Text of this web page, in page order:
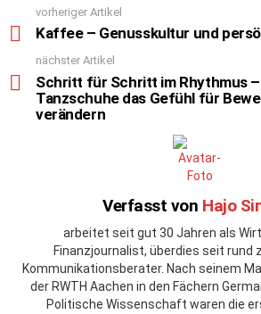
more
vorheriger Artikel
Kaffee – Genusskultur und
nächster Artikel
Schritt für Schritt im Rhythmus –
Tanzschuhe das Gefühl für
verändern
Verfasst von Hajo
arbeitet seit gut 30 Jahren als
Finanzjournalist, überdies seit rund
Kommunikationsberater. Nach seinem
der RWTH Aachen in den Fächern
Politische Wissenschaft waren die